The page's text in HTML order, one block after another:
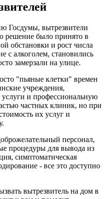
Госдумы, вытрезвители
решение было принято в
обстановки и рост числа
с алкоголем, становились
замерзали на улице.
"пьяные клетки" времен
учреждения,
и профессиональную
частных клиник, но при
их услуг и
персонал,
процедуры для вывода из
симптоматическая
- все это доступно
вытрезвитель на дом в